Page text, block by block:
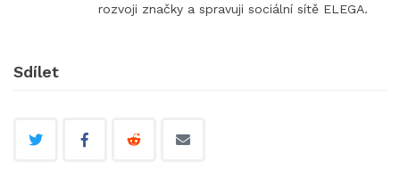
rozvoji značky a spravuji sociální sítě ELEGA.
Sdílet